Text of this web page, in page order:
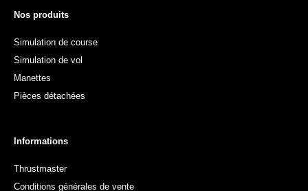
Nos produits
Simulation de course
Simulation de vol
Manettes
Pièces détachées
Informations
Thrustmaster
Conditions générales de vente